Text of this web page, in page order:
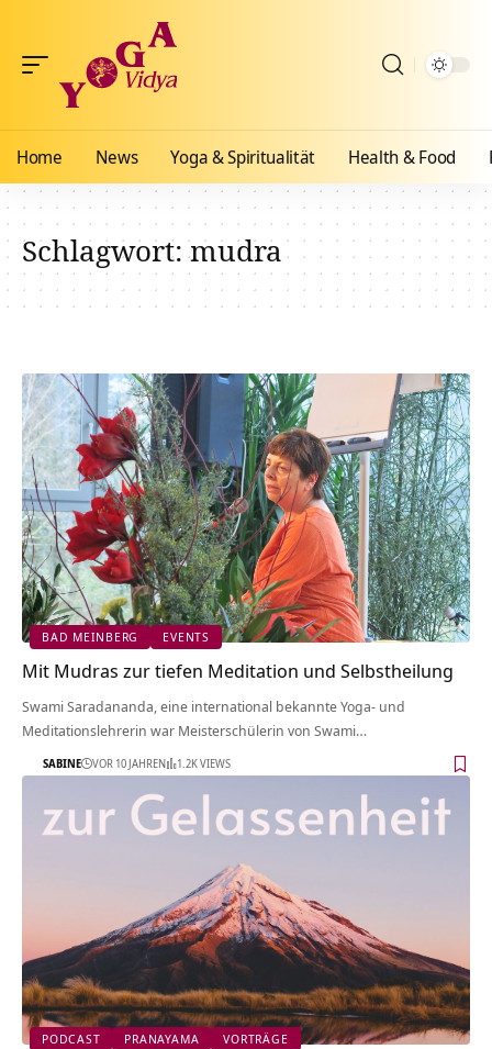
Home News Yoga & Spiritualität Health & Food
Schlagwort:mudra
BAD MEINBERG EVENTS
Mit Mudras zur tiefen Meditation und Selbstheilung
Swami Saradananda, eine international bekannte Yoga- und
Meditationslehrerin war Meisterschülerin von Swami…
SABINE VOR 10 JAHREN 1.2K VIEWS
PODCAST PRANAYAMA VORTRÄGE